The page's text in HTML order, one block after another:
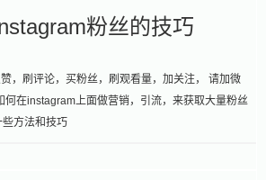
粉丝的技巧
，刷评论，买粉丝，刷观看量，加关注， 请加微
何在instagram上面做营销，引流，来获取大量粉丝
方法和技巧